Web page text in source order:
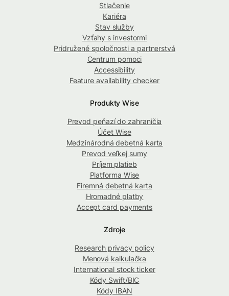
Stlačenie
Kariéra
Stav služby
Vzťahy s investormi
Pridružené spoločnosti a partnerstvá
Centrum pomoci
Accessibility
Feature availability checker
Produkty Wise
Prevod peňazí do zahraničia
Účet Wise
Medzinárodná debetná karta
Prevod veľkej sumy
Príjem platieb
Platforma Wise
Firemná debetná karta
Hromadné platby
Accept card payments
Zdroje
Research privacy policy
Menová kalkulačka
International stock ticker
Kódy Swift/BIC
Kódy IBAN